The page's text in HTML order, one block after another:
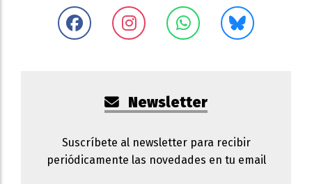
Newsletter
Suscríbete al newsletter para recibir
periódicamente las novedades en tu email